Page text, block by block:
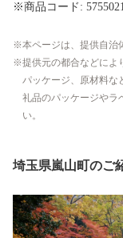
※商品コード:
本ページは、提供自治
提供元の都合などによ
パッケージ、原材料な
礼品のパッケージやラ
い。
埼玉県嵐山町のご